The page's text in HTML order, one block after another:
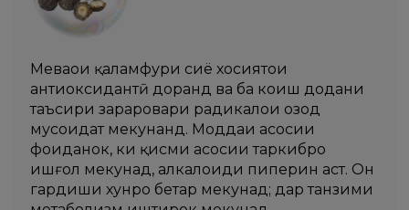
Меваҳои қаламфури сиёҳ хосиятҳои
антиоксидантӣ доранд ва ба коҳиш додани
таъсири зараровари радикалҳои озод
мусоидат мекунанд. Моддаи асосии
фоиданок, ки қисми асосии таркибро
ишғол мекунад, алкалоиди пиперин аст. Он
гардиши хунро беҳтар мекунад; дар танзими